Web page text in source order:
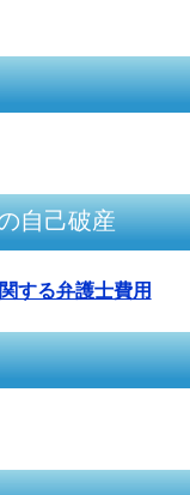
自己破産
する弁護士費用